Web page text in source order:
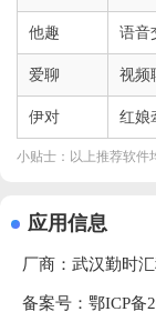
他趣 语音
爱聊 视频
伊对 红娘
小贴士：以上推荐软件
应用信息
厂商： 武汉勤时
备案号：鄂ICP备